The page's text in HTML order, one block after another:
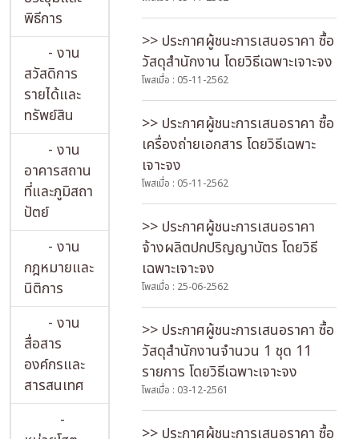
พิธีการ
- งาน
สวัสดิการ
รายได้และ
ทรัพย์สิน
- งาน
อาคารสถาน
ที่และภูมิสถา
ปัตย์
- งาน
กฎหมายและ
นิติการ
- งาน
สื่อสาร
องค์กรและ
สารสนเทศ
-
>> ประกาศผู้ชนะการเสนอราคา ซื้อ
วัสดุสำนักงาน โดยวิธีเฉพาะเจาะจง
โพสเมื่อ : 05-11-2562
>> ประกาศผู้ชนะการเสนอราคา ซื้อ
เครื่องถ่ายเอกสาร โดยวิธีเฉพาะ
เจาะจง
โพสเมื่อ : 05-11-2562
>> ประกาศผู้ชนะการเสนอราคา
จ้างผลิตปกปริญญาบัตร โดยวิธี
เฉพาะเจาะจง
โพสเมื่อ : 25-06-2562
>> ประกาศผู้ชนะการเสนอราคา ซื้อ
วัสดุสำนักงานจำนวน 1 ชุด 11
รายการ โดยวิธีเฉพาะเจาะจง
โพสเมื่อ : 03-12-2561
>> ประกาศผู้ชนะการเสนอราคา ซื้อ